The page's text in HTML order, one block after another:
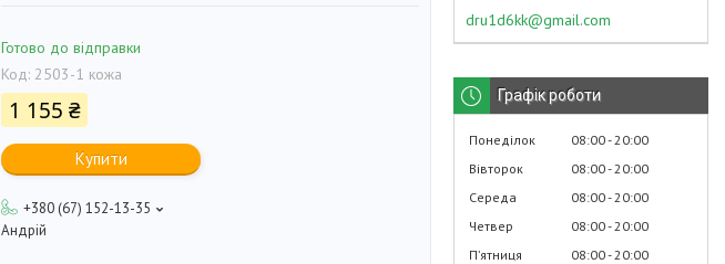
Готово до відправки
Код: 2503-1 кожа
1 155 ₴
Купити
+380 (67) 152-13-35
Андрій
dru1d6kk@gmail.com
Графік роботи
Понеділок 08:00 20:00
Вівторок
08:00 20:00
Середа
08:00 20:00
Четвер
08:00 20:00
Пʼятниця
08:00 20:00